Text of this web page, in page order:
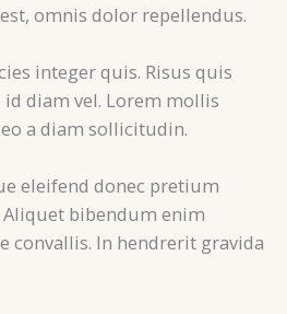
omnis dolor repellendus.
integer quis. Risus quis
diam vel. Lorem mollis
a diam sollicitudin.
eleifend donec pretium
bibendum enim
convallis. In hendrerit gravida